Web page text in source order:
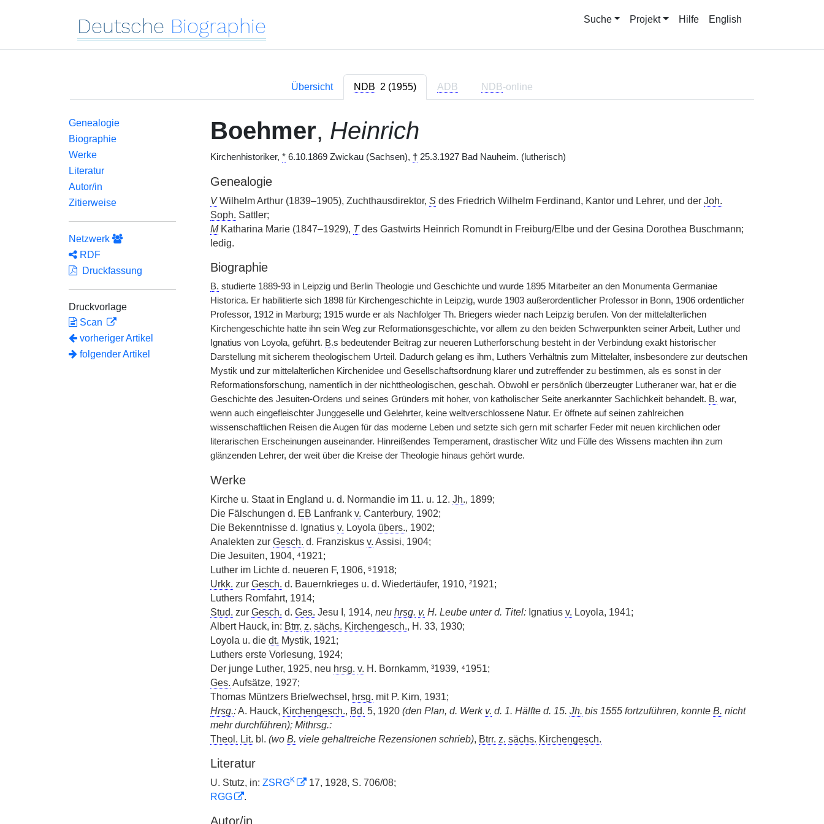
Deutsche Biographie Suche Projekt Hilfe English
Übersicht NDB 2 (1955) ADB NDB-online
Genealogie
Biographie
Werke
Literatur
Autor/in
Zitierweise
Netzwerk
RDF
Druckfassung
Druckvorlage
Scan
vorheriger Artikel
folgender Artikel
Boehmer, Heinrich
Kirchenhistoriker, *6.10.1869 Zwickau (Sachsen), †25.3.1927 Bad Nauheim. (lutherisch)
Genealogie
VWilhelm Arthur (1839–1905), Zuchthausdirektor, Sdes Friedrich Wilhelm Ferdinand, Kantor und Lehrer, und der Joh.
Soph. Sattler;
MKatharina Marie (1847–1929), Tdes Gastwirts Heinrich Romundt in Freiburg/Elbe und der Gesina Dorothea Buschmann;
ledig.
Biographie
B. studierte 1889-93 in Leipzig und Berlin Theologie und Geschichte und wurde 1895 Mitarbeiter an den Monumenta Germaniae
Historica. Er habilitierte sich 1898 für Kirchengeschichte in Leipzig, wurde 1903 außerordentlicher Professor in Bonn, 1906 ordentlicher
Professor, 1912 in Marburg; 1915 wurde er als Nachfolger Th. Briegers wieder nach Leipzig berufen. Von der mittelalterlichen
Kirchengeschichte hatte ihn sein Weg zur Reformationsgeschichte, vor allem zu den beiden Schwerpunkten seiner Arbeit, Luther und
Ignatius von Loyola, geführt. B.s bedeutender Beitrag zur neueren Lutherforschung besteht in der Verbindung exakt historischer
Darstellung mit sicherem theologischem Urteil. Dadurch gelang es ihm, Luthers Verhältnis zum Mittelalter, insbesondere zur deutschen
Mystik und zur mittelalterlichen Kirchenidee und Gesellschaftsordnung klarer und zutreffender zu bestimmen, als es sonst in der
Reformationsforschung, namentlich in der nichttheologischen, geschah. Obwohl er persönlich überzeugter Lutheraner war, hat er die
Geschichte des Jesuiten-Ordens und seines Gründers mit hoher, von katholischer Seite anerkannter Sachlichkeit behandelt. B. war,
wenn auch eingefleischter Junggeselle und Gelehrter, keine weltverschlossene Natur. Er öffnete auf seinen zahlreichen
wissenschaftlichen Reisen die Augen für das moderne Leben und setzte sich gern mit scharfer Feder mit neuen kirchlichen oder
literarischen Erscheinungen auseinander. Hinreißendes Temperament, drastischer Witz und Fülle des Wissens machten ihn zum
glänzenden Lehrer, der weit über die Kreise der Theologie hinaus gehört wurde.
Werke
Kirche u. Staat in England u. d. Normandie im 11. u. 12. Jh., 1899;
Die Fälschungen d. EB Lanfrank v. Canterbury, 1902;
Die Bekenntnisse d. Ignatius v. Loyola übers., 1902;
Analekten zur Gesch. d. Franziskus v. Assisi, 1904;
Die Jesuiten, 1904, ⁴1921;
Luther im Lichte d. neueren F, 1906, ⁵1918;
Urkk. zur Gesch. d. Bauernkrieges u. d. Wiedertäufer, 1910, ²1921;
Luthers Romfahrt, 1914;
Stud. zur Gesch. d. Ges. Jesu I, 1914, neu hrsg. v. H. Leube unter d. Titel:Ignatius v. Loyola, 1941;
Albert Hauck, in: Btrr. z. sächs. Kirchengesch., H. 33, 1930;
Loyola u. die dt. Mystik, 1921;
Luthers erste Vorlesung, 1924;
Der junge Luther, 1925, neu hrsg. v. H. Bornkamm, ³1939, ⁴1951;
Ges. Aufsätze, 1927;
Thomas Müntzers Briefwechsel, hrsg. mit P. Kirn, 1931;
Hrsg.:A. Hauck, Kirchengesch., Bd. 5, 1920 (den Plan, d. Werk v. d. 1. Hälfte d. 15. Jh. bis 1555 fortzuführen, konnte B. nicht
mehr durchführen); Mithrsg.:
Theol. Lit. bl. (wo B. viele gehaltreiche Rezensionen schrieb), Btrr. z. sächs. Kirchengesch.
Literatur
U. Stutz, in: ZSRGK
17, 1928, S. 706/08;
RGG
.
Autor/in